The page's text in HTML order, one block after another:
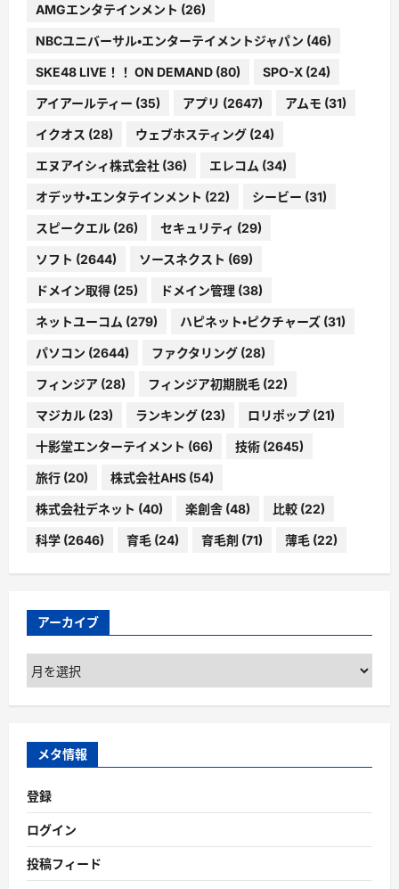
AMGエンタテインメント (26)
NBCユニバーサル・エンターテイメントジャパン (46)
SKE48 LIVE！！ ON DEMAND (80) SPO-X (24)
アイアールティー (35) アプリ (2647) アムモ (31)
イクオス (28) ウェブホスティング (24)
エヌアイシィ株式会社 (36) エレコム (34)
オデッサ・エンタテインメント (22) シービー (31)
スピークエル (26) セキュリティ (29)
ソフト (2644) ソースネクスト (69)
ドメイン取得 (25) ドメイン管理 (38)
ネットユーコム (279) ハピネット・ピクチャーズ (31)
パソコン (2644) ファクタリング (28)
フィンジア (28) フィンジア初期脱毛 (22)
マジカル (23) ランキング (23) ロリポップ (21)
十影堂エンターテイメント (66) 技術 (2645)
旅行 (20) 株式会社AHS (54)
株式会社デネット (40) 楽創舎 (48) 比較 (22)
科学 (2646) 育毛 (24) 育毛剤 (71) 薄毛 (22)
アーカイブ
ア
ー
カ
ブ
メタ情報
登録
ログイン
投稿フィード